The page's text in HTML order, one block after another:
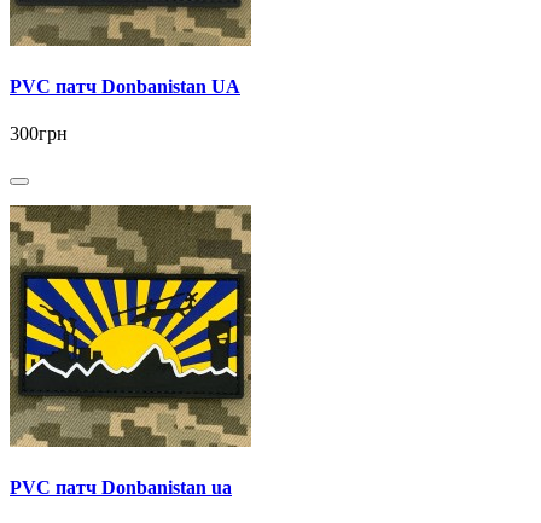
PVC патч Donbanistan UA
300грн
PVC патч Donbanistan ua